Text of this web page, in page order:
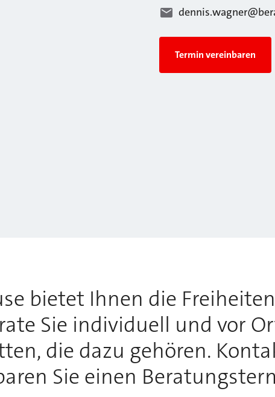
Termin vereinbaren
bietet Ihnen die
Sie individuell und vor
die dazu gehören.
Sie einen